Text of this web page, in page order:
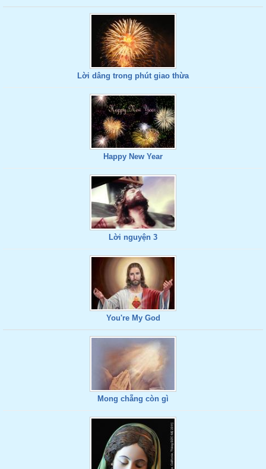
Lời dâng trong phút giao thừa
Happy New Year
Lời nguyện 3
You're My God
Mong chẵng còn gì